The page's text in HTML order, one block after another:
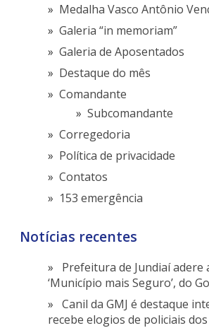
Medalha Vasco Antônio
Galeria “in memoriam”
Galeria de Aposentados
Destaque do mês
Comandante
Subcomandante
Corregedoria
Política de privacidade
Contatos
153 emergência
Notícias recentes
Prefeitura de Jundiaí adere
‘Município mais Seguro’, do
Canil da GMJ é destaque
recebe elogios de policiais dos